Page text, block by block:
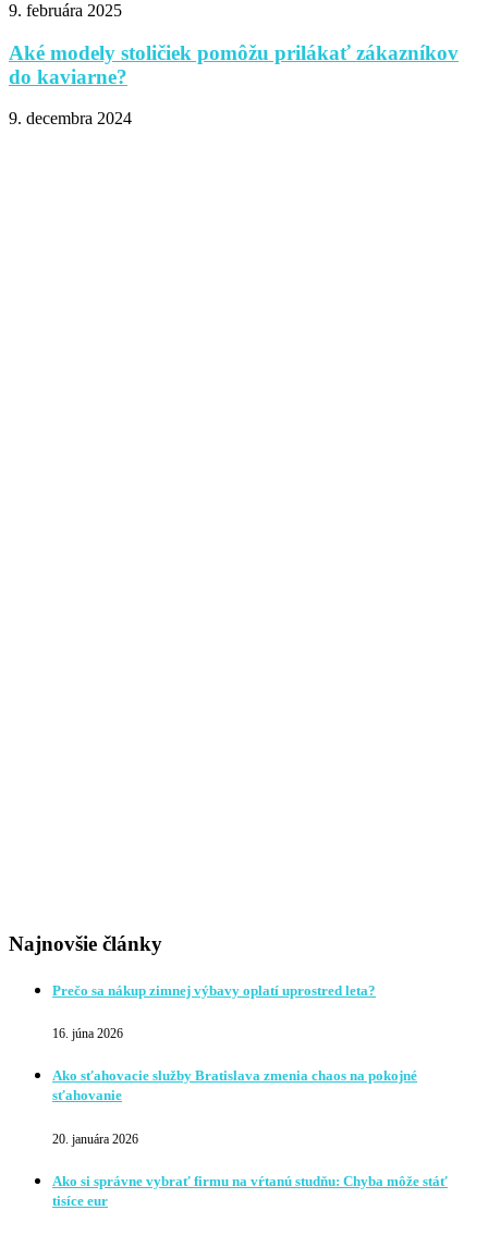
9. februára 2025
Aké modely stoličiek pomôžu prilákať zákazníkov
do kaviarne?
9. decembra 2024
Najnovšie články
Prečo sa nákup zimnej výbavy oplatí uprostred leta?
16. júna 2026
Ako sťahovacie služby Bratislava zmenia chaos na pokojné
sťahovanie
20. januára 2026
Ako si správne vybrať firmu na vŕtanú studňu: Chyba môže stáť
tisíce eur